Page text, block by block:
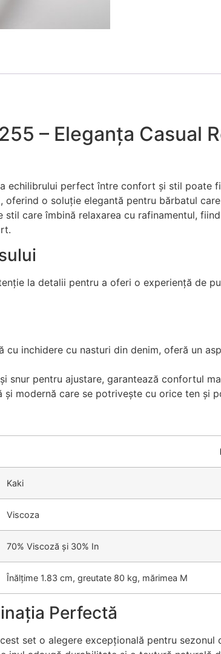
– Eleganța Casual
echilibrului perfect între confort și stil poate
oferind o soluție elegantă pentru bărbatul
care îmbină relaxarea cu rafinamentul,
la detalii pentru a oferi o experiență de
cu inchidere cu nasturi din denim, oferă un
snur pentru ajustare, garantează confortul
și modernă care se potrivește cu orice ten și
Kaki
Viscoza
70% Viscoză și 30% In
Înălțime 1.83 cm, greutate 80 kg, mărimea M
Perfectă
set o alegere excepțională pentru